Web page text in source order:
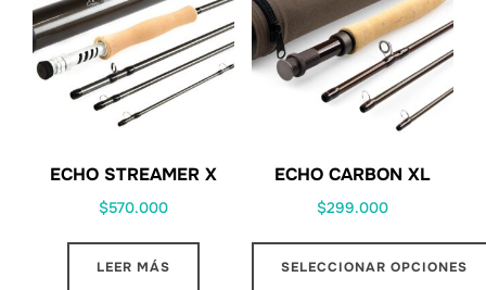
ECHO STREAMER X
$570.000
LEER MÁS
ECHO CARBON XL
$299.000
SELECCIONAR OPCIONES